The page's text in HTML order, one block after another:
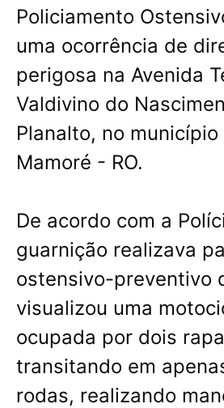
Policiamento
uma ocorrência de
perigosa na Avenida
Valdivino do
Planalto, no município
Mamoré - RO.
De acordo com a
guarnição realizava
ostensivo-preventivo
visualizou uma
ocupada por dois
transitando em
rodas, realizando